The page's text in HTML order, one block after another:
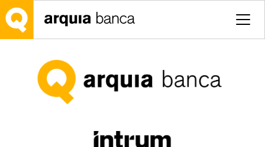
Salta al contingut principal